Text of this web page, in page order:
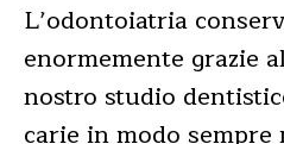
L’odontoiatria
enormemente grazie
nostro studio
carie in modo